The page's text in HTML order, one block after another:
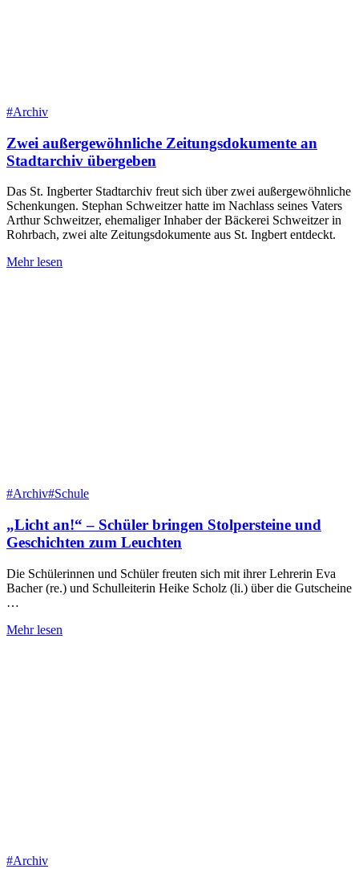
#Archiv
Zwei außergewöhnliche Zeitungsdokumente an
Stadtarchiv übergeben
Das St. Ingberter Stadtarchiv freut sich über zwei außergewöhnliche
Schenkungen. Stephan Schweitzer hatte im Nachlass seines Vaters
Arthur Schweitzer, ehemaliger Inhaber der Bäckerei Schweitzer in
Rohrbach, zwei alte Zeitungsdokumente aus St. Ingbert entdeckt.
Mehr lesen
#Archiv#Schule
„Licht an!“ – Schüler bringen Stolpersteine und
Geschichten zum Leuchten
Die Schülerinnen und Schüler freuten sich mit ihrer Lehrerin Eva
Bacher (re.) und Schulleiterin Heike Scholz (li.) über die Gutscheine
…
Mehr lesen
#Archiv